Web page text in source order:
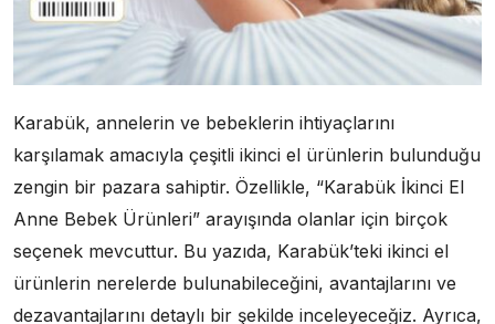
Karabük, annelerin ve bebeklerin ihtiyaçlarını
karşılamak amacıyla çeşitli ikinci el ürünlerin bulunduğu
zengin bir pazara sahiptir. Özellikle, “Karabük İkinci El
Anne Bebek Ürünleri” arayışında olanlar için birçok
seçenek mevcuttur. Bu yazıda, Karabük’teki ikinci el
ürünlerin nerelerde bulunabileceğini, avantajlarını ve
dezavantajlarını detaylı bir şekilde inceleyeceğiz. Ayrıca,